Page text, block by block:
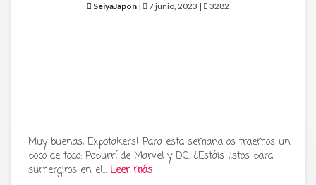
Tu radio y podcast sobre manga,
anime y cultura japonesa ツ
SeiyaJapon | 7 junio, 2023 | 3282
Muy buenas, Expotakers! Para esta semana os traemos un
poco de todo: Popurrí de Marvel y DC. ¿Estáis listos para
sumergiros en el… Leer más